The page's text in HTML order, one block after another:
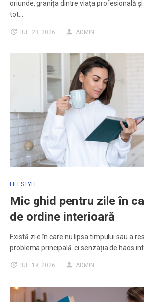
oriunde, granița dintre viața profesională
tot…
IUL. 28, 2026 ADMIN
LIFESTYLE
Mic ghid pentru zile în
de ordine interioară
Există zile în care nu lipsa timpului sau a
problema principală, ci senzația de haos
IUL. 19, 2026 ADMIN